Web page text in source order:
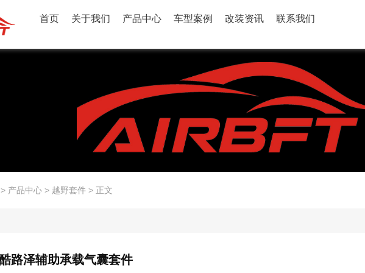
首页 关于我们 产品中心 车型案例 改装资讯 联系我们
> 产品中心 > 越野套件 > 正文
路泽辅助承载气囊套件